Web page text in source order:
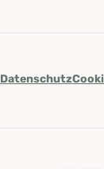
Datenschutz